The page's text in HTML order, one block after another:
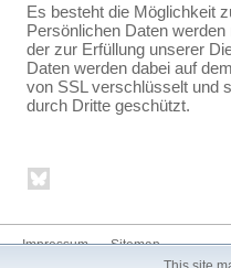
Es besteht die Möglichkeit
Persönlichen Daten
der zur Erfüllung unserer
Daten werden dabei auf
von SSL verschlüsselt und
durch Dritte geschützt.
Impressum Sitemap